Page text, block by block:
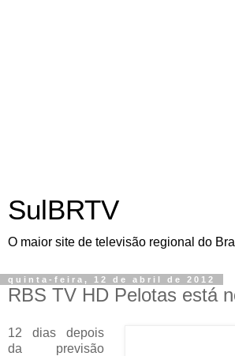
SulBRTV
O maior site de televisão regional do
quinta-feira, 12 de abril de 2012
RBS TV HD Pelotas está
12 dias depois
da previsão